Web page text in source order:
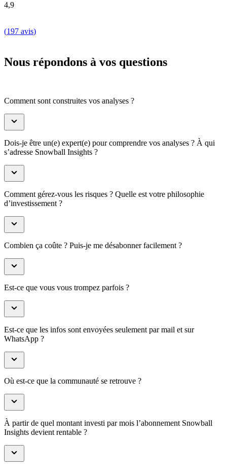
4,9
(197 avis)
Nous répondons à vos questions
Comment sont construites vos analyses ?
Dois-je être un(e) expert(e) pour comprendre vos analyses ? À qui
s’adresse Snowball Insights ?
Comment gérez-vous les risques ? Quelle est votre philosophie
d’investissement ?
Combien ça coûte ? Puis-je me désabonner facilement ?
Est-ce que vous vous trompez parfois ?
Est-ce que les infos sont envoyées seulement par mail et sur
WhatsApp ?
Où est-ce que la communauté se retrouve ?
À partir de quel montant investi par mois l’abonnement Snowball
Insights devient rentable ?